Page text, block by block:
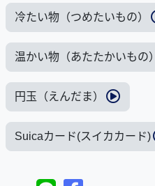
冷たい物（つめたいもの）
温かい物（あたたかいもの）
円玉（えんだま）
Suicaカード(スイカカード)